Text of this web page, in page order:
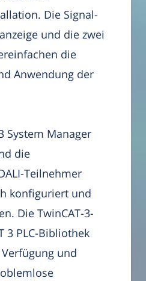
Die Signal-
und die zwei
die
Anwendung der
System Manager
die
Teilnehmer
konfiguriert und
Die TwinCAT-3-
3 PLC-Bibliothek
Verfügung und